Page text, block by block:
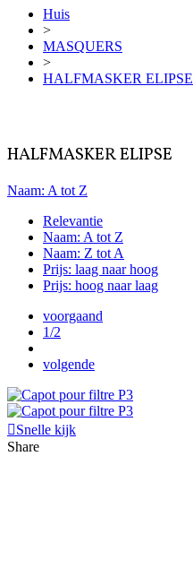
Huis
>
MASQUERS
>
HALFMASKER ELIPSE
HALFMASKER ELIPSE
Naam: A tot Z
Relevantie
Naam: A tot Z
Naam: Z tot A
Prijs: laag naar hoog
Prijs: hoog naar laag
voorgaand
1/2
volgende
Snelle kijk
Share